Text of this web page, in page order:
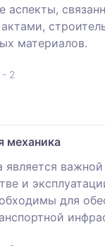
аспекты,
материалов.
- 2
механика
является
и
для